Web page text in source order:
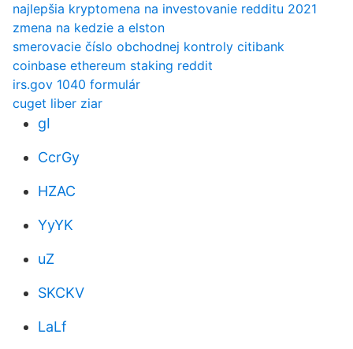
najlepšia kryptomena na investovanie redditu 2021
zmena na kedzie a elston
smerovacie číslo obchodnej kontroly citibank
coinbase ethereum staking reddit
irs.gov 1040 formulár
cuget liber ziar
gI
CcrGy
HZAC
YyYK
uZ
SKCKV
LaLf